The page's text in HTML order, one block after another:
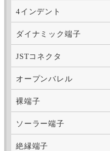
4インデント
ダイナミック端子
JSTコネクタ
オープンバレル
裸端子
ソーラー端子
絶縁端子